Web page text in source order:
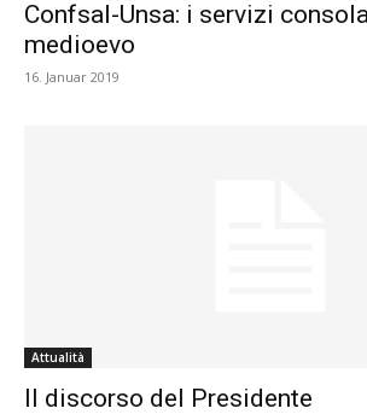
Confsal-Unsa: i servizi
medioevo
16. Januar 2019
Attualità
Il discorso del Presidente